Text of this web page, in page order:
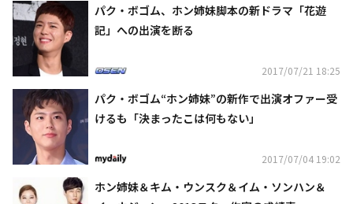
パク・ボゴム、ホン姉妹脚本の新ドラマ「花遊
記」への出演を断る
2017/07/21 18:25
パク・ボゴム“ホン姉妹”の新作で出演オファー受
けるも「決まったこは何もない」
2017/07/04 19:02
ホン姉妹＆キム・ウンスク＆イム・ソンハン＆